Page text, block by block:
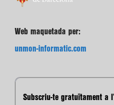
Web maquetada per:
unmon-informatic.com
Subscriu-te gratuïtament a